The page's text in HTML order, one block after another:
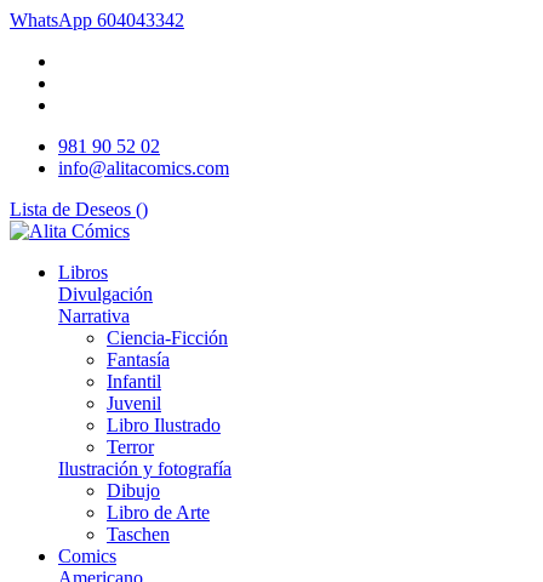
WhatsApp 604043342
981 90 52 02
info@alitacomics.com
Lista de Deseos ()
Libros
Divulgación
Narrativa
Ciencia-Ficción
Fantasía
Infantil
Juvenil
Libro Ilustrado
Terror
Ilustración y fotografía
Dibujo
Libro de Arte
Taschen
Comics
Americano